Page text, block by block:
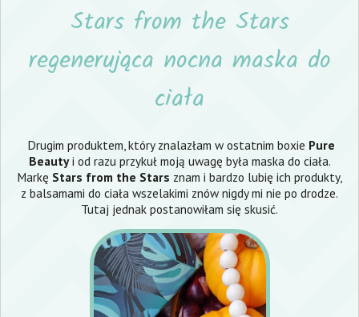
Stars from the Stars
regenerująca nocna maska do
ciała
Drugim produktem, który znalazłam w ostatnim boxie Pure
Beautyi od razu przykuł moją uwagę była maska do ciała.
Markę Stars from the Stars znam i bardzo lubię ich produkty,
z balsamami do ciała wszelakimi znów nigdy mi nie po drodze.
Tutaj jednak postanowiłam się skusić.